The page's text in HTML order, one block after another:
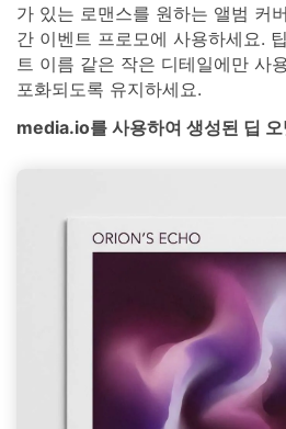
가 있는 로맨스를 원하는 앨범 커
간 이벤트 프로모에 사용하세요.
트 이름 같은 작은 디테일에만 사
포화되도록 유지하세요.
media.io를 사용하여 생성된 딥